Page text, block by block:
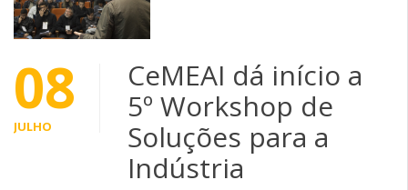
08
JULHO
CeMEAI dá início a
5º Workshop de
Soluções para a
Indústria